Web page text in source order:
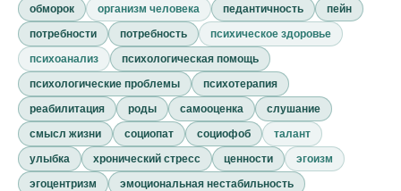
обморок
организм человека педантичность
пейн
потребности
потребность
психическое здоровье
психоанализ
психологическая помощь
психологические проблемы
психотерапия
реабилитация
роды самооценка
слушание
смысл жизни
социопат социофоб
талант
улыбка
хронический стресс ценности
эгоизм
эгоцентризм
эмоциональная нестабильность